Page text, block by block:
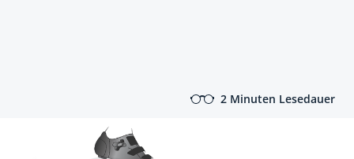
2 Minuten Lesedauer